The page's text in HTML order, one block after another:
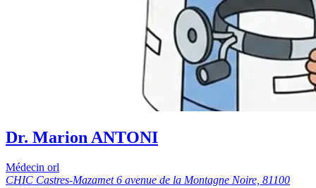
Dr. Marion ANTONI
Médecin orl
CHIC Castres-Mazamet 6 avenue de la Montagne Noire, 81100